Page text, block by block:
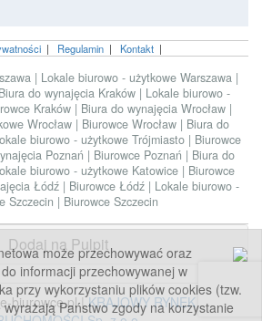
może przechowywać oraz
informacji przechowywanej w
przy wykorzystaniu plików cookies (tzw.
Państwo zgody na korzystanie
| Regulamin| Kontakt|
| Lokale biurowo - użytkowe Warszawa |
Biura do wynajęcia Kraków | Lokale biurowo -
Kraków | Biura do wynajęcia Wrocław |
Wrocław | Biurowce Wrocław | Biura do
biurowo - użytkowe Trójmiasto | Biurowce
Poznań | Biurowce Poznań | Biura do
biurowo - użytkowe Katowice | Biurowce
Łódź | Biurowce Łódź | Lokale biurowo -
Szczecin | Biurowce Szczecin
Dodaj na Pulpit
biurowce.pl |KRAJOWY RYNEK